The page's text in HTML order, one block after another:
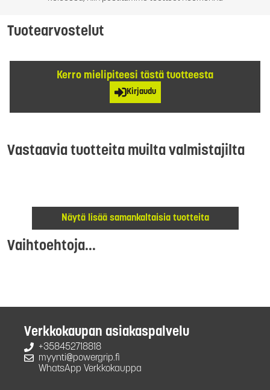
Tuotearvostelut
Kerro mielipiteesi tästä tuotteesta
Kirjaudu
Vastaavia tuotteita muilta valmistajilta
Näytä lisää samankaltaisia tuotteita
Vaihtoehtoja...
Verkkokaupan asiakaspalvelu
+358452718818
myynti@powergrip.fi
WhatsApp Verkkokauppa